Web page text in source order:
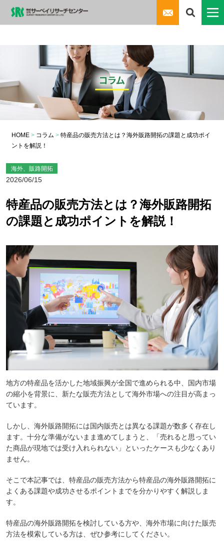
HOME > コラム >特産品の販売方法とは？海外販路開拓の課題と成功ポイ
ントを解説！
海外、販路開拓
2026/06/15
特産品の販売方法とは？海外販路開拓
の課題と成功ポイントを解説！
地方の特産品を活かした地域振興が全国で進められる中、国内市場
の縮小を背景に、新たな販売方法として海外市場への注目が高まっ
ています。
しかし、海外販路開拓には国内販売とは異なる課題が数多く存在し
ます。十分な準備がないまま進めてしまうと、「売れると思ってい
た商品が現地では受け入れられない」といったケースも少なくあり
ません。
そこで本記事では、特産品の販売方法から特産品の海外販路開拓に
よくある課題や成功させるポイントまでを分かりやすく解説しま
す。
特産品の海外販路開拓を検討している方や、海外市場に向けた販売
方法を模索している方は、ぜひ参考にしてください。